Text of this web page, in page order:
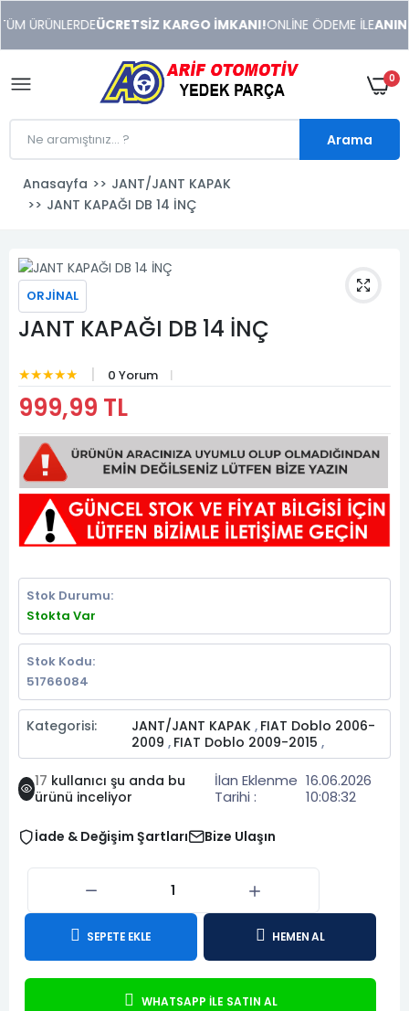
xonusu
veren
sitolar
ÜRÜNLERDEÜCRETSİZ KARGO İMKANI!ONLİNE ÖDEME İLE
0
Arama
Anasayfa
JANT/JANT KAPAK
JANT KAPAĞI DB 14 İNÇ
ORJİNAL
JANT KAPAĞI DB 14 İNÇ
★★★★★ 0 Yorum
999,99 TL
Stok Durumu:
Stokta Var
Stok Kodu:
51766084
Kategorisi: JANT/JANT KAPAK , FIAT Doblo 2006-
2009 , FIAT Doblo 2009-2015 ,
17 kullanıcı şu anda bu
ürünü inceliyor
İlan Eklenme
Tarihi :
16.06.2026
10:08:32
İade & Değişim Şartları Bize Ulaşın
SEPETE EKLE HEMEN AL
WHATSAPP İLE SATIN AL